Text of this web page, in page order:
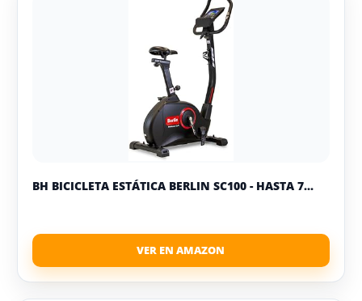
BH BICICLETA ESTÁTICA BERLIN SC100 - HASTA 7...